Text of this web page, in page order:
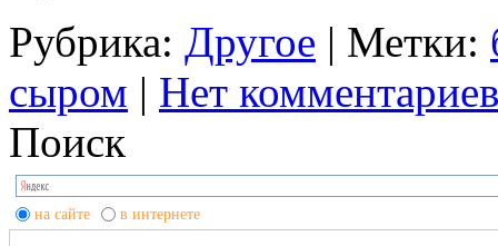
Рубрика: Другое | Метки:
сыром | Нет
Поиск
на сайте в интернете